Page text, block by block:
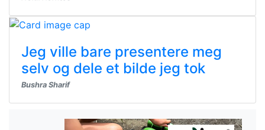
Jeg ville bare presentere meg
selv og dele et bilde jeg tok
Bushra Sharif